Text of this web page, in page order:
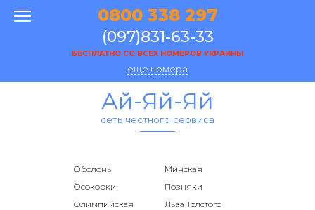
0800 338 297
(097)831-63-33
БЕСПЛАТНО СО ВСЕХ НОМЕРОВ УКРАИНЫ
еще номера
Ай-Яй-Яй
сеть честного сервиса
Оболонь
Минская
Осокорки
Позняки
Олимпийская
Льва Толстого